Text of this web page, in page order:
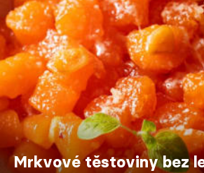
Mrkvové těstoviny bez